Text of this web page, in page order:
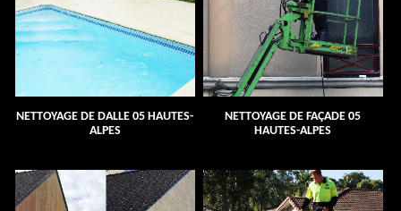
NETTOYAGE DE DALLE 05 HAUTES-
ALPES
NETTOYAGE DE FAÇADE 05
HAUTES-ALPES